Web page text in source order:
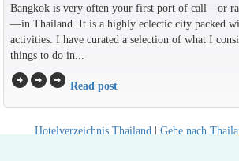
Bangkok is very often your first port of call—or
—in Thailand. It is a highly eclectic city packed
activities. I have curated a selection of what I
things to do in...
arrow_circle_rightarrow_circle_rightarrow_circle_right Read post
Hotelverzeichnis Thailand | Gehe nach